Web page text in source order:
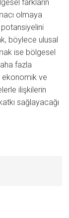
farkların
olmaya
böylece ulusal
ise bölgesel
fazla
ekonomik ve
ilişkilerin
sağlayacağı